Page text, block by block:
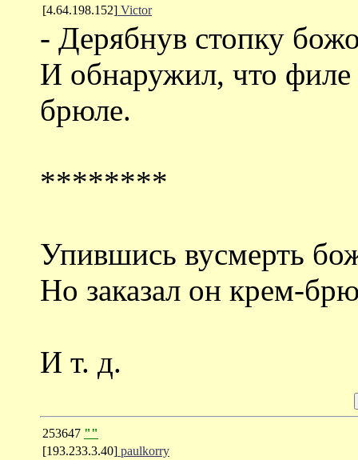
[4.64.198.152] Victor
- Дерябнув стопку
И обнаружил, что
брюле.
********
Упившись вусмерть
Но заказал он крем-
И т. д.
253647 ""
[193.233.3.40] paulkorry